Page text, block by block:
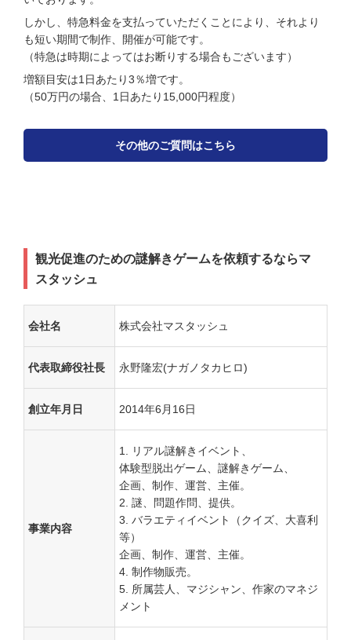
しかし、特急料金を支払っていただくことにより、それより
も短い期間で制作、開催が可能です。
（特急は時期によってはお断りする場合もございます）
増額目安は1日あたり3％増です。
（50万円の場合、1日あたり15,000円程度）
その他のご質問はこちら
観光促進のための謎解きゲームを依頼するならマ
スタッシュ
会社名 株式会社マスタッシュ
代表取締役社長 永野隆宏(ナガノタカヒロ)
創立年月日 2014年6月16日
事業内容
リアル謎解きイベント、
体験型脱出ゲーム、謎解きゲーム、
企画、制作、運営、主催。
謎、問題作問、提供。
バラエティイベント（クイズ、大喜利
等）
企画、制作、運営、主催。
制作物販売。
所属芸人、マジシャン、作家のマネジ
メント